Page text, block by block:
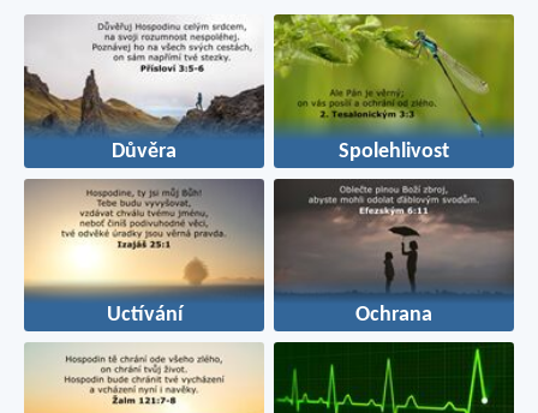
Důvěra Spolehlivost
Uctívání Ochrana